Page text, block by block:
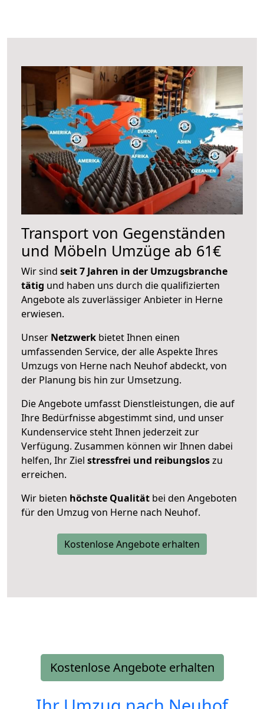
Transport von Gegenständen
und Möbeln Umzüge ab 61€
Wir sind seit 7 Jahren in der Umzugsbranche
tätig und haben uns durch die qualifizierten
Angebote als zuverlässiger Anbieter in Herne
erwiesen.
Unser Netzwerk bietet Ihnen einen
umfassenden Service, der alle Aspekte Ihres
Umzugs von Herne nach Neuhof abdeckt, von
der Planung bis hin zur Umsetzung.
Die Angebote umfasst Dienstleistungen, die auf
Ihre Bedürfnisse abgestimmt sind, und unser
Kundenservice steht Ihnen jederzeit zur
Verfügung. Zusammen können wir Ihnen dabei
helfen, Ihr Ziel stressfrei und reibungsloszu
erreichen.
Wir bieten höchste Qualität bei den Angeboten
für den Umzug von Herne nach Neuhof.
Kostenlose Angebote erhalten
Kostenlose Angebote erhalten